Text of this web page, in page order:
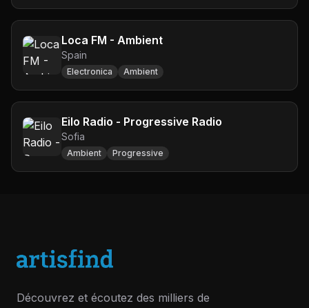
Loca FM - Ambient
Spain
Electronica Ambient
Eilo Radio - Progressive Radio
Sofia
Ambient Progressive
Découvrez et écoutez des milliers de